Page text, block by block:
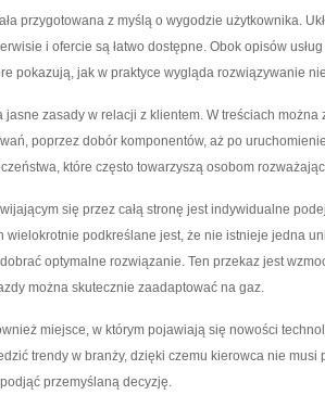
przygotowana z myślą o wygodzie użytkownika.
i ofercie są łatwo dostępne. Obok opisów
pokazują, jak w praktyce wygląda rozwiązywanie
jasne zasady w relacji z klientem. W treściach
poprzez dobór komponentów, aż po
które często towarzyszą osobom
się przez całą stronę jest indywidualne
wielokrotnie podkreślane jest, że nie istnieje jedna
optymalne rozwiązanie. Ten przekaz jest
można skutecznie zaadaptować na gaz.
miejsce, w którym pojawiają się nowości
trendy w branży, dzięki czemu kierowca nie musi
przemyślaną decyzję.